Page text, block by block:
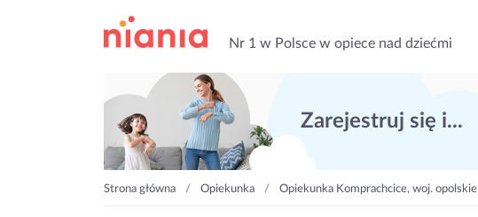
Nr 1 w Polsce w opiece nad dziećmi
Zarejestruj się i...
Strona główna Opiekunka Opiekunka Komprachcice, woj. opolskie